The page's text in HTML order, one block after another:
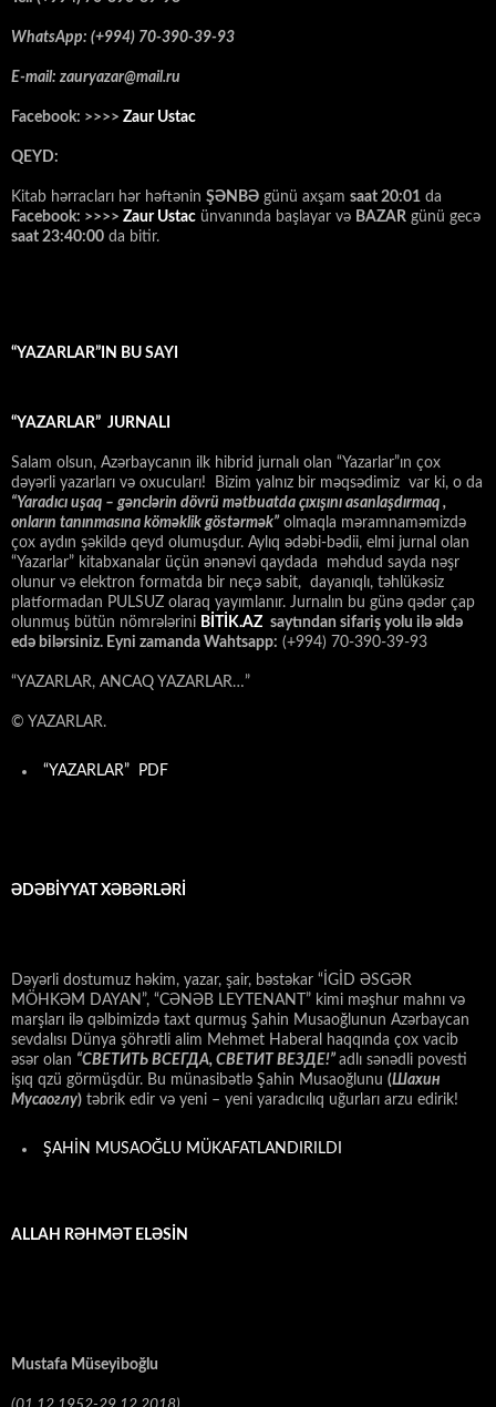
WhatsApp: (+994) 70-390-39-93
E-mail: zauryazar@mail.ru
Facebook: >>>> Zaur Ustac
QEYD:
Kitab hərracları hər həftənin ŞƏNBƏ günü axşam saat 20:01 da
Facebook: >>>> Zaur Ustac ünvanında başlayar və BAZAR günü gecə
saat 23:40:00 da bitir.
“YAZARLAR”IN BU SAYI
“YAZARLAR” JURNALI
Salam olsun, Azərbaycanın ilk hibrid jurnalı olan “Yazarlar”ın çox
dəyərli yazarları və oxucuları! Bizim yalnız bir məqsədimiz var ki, o da
“Yaradıcı uşaq – gәnclәrin dövrü mәtbuatda çıxışını asanlaşdırmaq ,
onların tanınmasına kömәklik göstәrmәk” olmaqla məramnaməmizdə
çox aydın şəkildə qeyd olumuşdur. Aylıq ədəbi-bədii, elmi jurnal olan
“Yazarlar” kitabxanalar üçün ənənəvi qaydada məhdud sayda nəşr
olunur və elektron formatda bir neçə sabit, dayanıqlı, təhlükəsiz
platformadan PULSUZ olaraq yayımlanır. Jurnalın bu günə qədər çap
olunmuş bütün nömrələrini BİTİK.AZ saytından sifariş yolu ilə əldə
edə bilərsiniz. Eyni zamanda Wahtsapp: (+994) 70-390-39-93
“YAZARLAR, ANCAQ YAZARLAR…”
© YAZARLAR.
“YAZARLAR” PDF
ƏDƏBİYYAT XƏBƏRLƏRİ
Dəyərli dostumuz həkim, yazar, şair, bəstəkar “İGİD ƏSGƏR
MÖHKƏM DAYAN”, “CƏNƏB LEYTENANT” kimi məşhur mahnı və
marşları ilə qəlbimizdə taxt qurmuş Şahin Musaoğlunun Azərbaycan
sevdalısı Dünya şöhrətli alim Mehmet Haberal haqqında çox vacib
əsər olan “СВЕТИТЬ ВСЕГДА, СВЕТИТ ВЕЗДЕ!” adlı sənədli povesti
işıq qzü görmüşdür. Bu münasibətlə Şahin Musaoğlunu (Шахин
Мусаоглу) təbrik edir və yeni – yeni yaradıcılıq uğurları arzu edirik!
ŞAHİN MUSAOĞLU MÜKAFATLANDIRILDI
ALLAH RƏHMƏT ELƏSİN
Mustafa Müseyiboğlu